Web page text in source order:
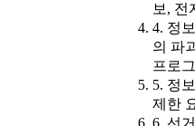
보, 전
4. 정
의 파
프로
5. 정
제한